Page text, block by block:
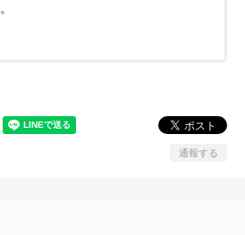
通報する